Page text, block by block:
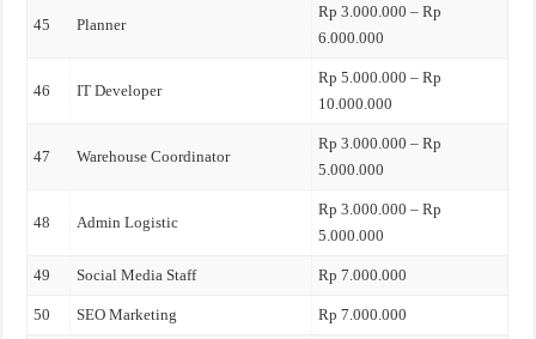
45 Planner
Rp 3.000.000 – Rp
6.000.000
46 IT Developer
Rp 5.000.000 – Rp
10.000.000
47 Warehouse Coordinator
Rp 3.000.000 – Rp
5.000.000
48 Admin Logistic
Rp 3.000.000 – Rp
5.000.000
49 Social Media Staff Rp 7.000.000
50 SEO Marketing Rp 7.000.000